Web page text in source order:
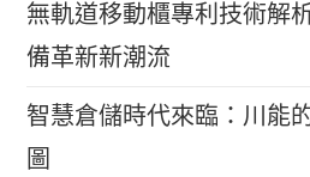
架
無軌道移動櫃專利技術解
備革新新潮流
智慧倉儲時代來臨：川能
圖